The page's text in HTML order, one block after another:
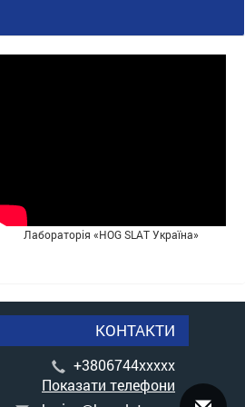
Лабораторія «HOG SLAT Україна»
КОНТАКТИ
+3806744xxxxx
Показати телефони